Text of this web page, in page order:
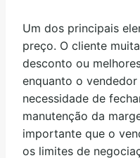
Um dos principais
preço. O cliente
desconto ou
enquanto o
necessidade de
manutenção da
importante que o
os limites de